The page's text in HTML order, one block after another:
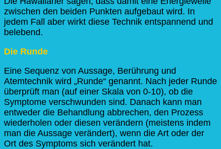
zwischen den beiden Punkten aufgebaut wird. In
jedem Fall aber wirkt diese Technik entspannend und
belebend.
Die Runde
Eine Sequenz von Aussage, Berührung und
Atemtechnik wird „Runde“ genannt. Nach jeder Runde
überprüft man (auf einer Skala von 0-10), ob die
Symptome verschwunden sind. Danach kann man
entweder die Behandlung abbrechen, den Prozess
wiederholen oder diesen verändern (meistens indem
man die Aussage verändert), wenn die Art oder der
Ort des Symptoms sich verändert hat.